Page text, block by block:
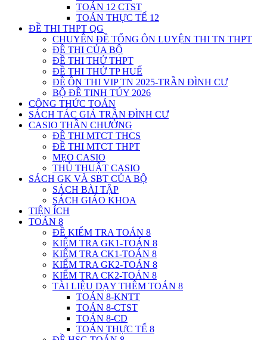
TOÁN 12 CTST
TOÁN THỰC TẾ 12
ĐỀ THI THPT QG
CHUYÊN ĐỀ TỔNG ÔN LUYỆN THI TN THPT
ĐỀ THI CỦA BỘ
ĐỀ THI THỬ THPT
ĐỀ THI THỬ TP HUẾ
ĐỀ ÔN THI VIP TN 2025-TRẦN ĐÌNH CƯ
BỘ ĐỀ TINH TÚY 2026
CÔNG THỨC TOÁN
SÁCH TÁC GIẢ TRẦN ĐÌNH CƯ
CASIO THẦN CHƯỞNG
ĐỀ THI MTCT THCS
ĐỀ THI MTCT THPT
MẸO CASIO
THỦ THUẬT CASIO
SÁCH GK VÀ SBT CỦA BỘ
SÁCH BÀI TẬP
SÁCH GIÁO KHOA
TIỆN ÍCH
TOÁN 8
ĐỀ KIỂM TRA TOÁN 8
KIỂM TRA GK1-TOÁN 8
KIỂM TRA CK1-TOÁN 8
KIỂM TRA GK2-TOÁN 8
KIỂM TRA CK2-TOÁN 8
TÀI LIỆU DẠY THÊM TOÁN 8
TOÁN 8-KNTT
TOÁN 8-CTST
TOÁN 8-CD
TOÁN THỰC TẾ 8